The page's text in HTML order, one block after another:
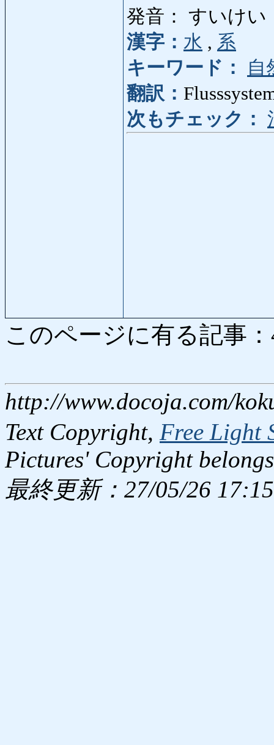
発音： すいけい
漢字： 水 , 系
キーワード：
自
翻訳：
次もチェック：
このページに有る記事
http://www.docoja.com/
Text Copyright, Free Light
Pictures' Copyright
最終更新：27/05/26 17:15